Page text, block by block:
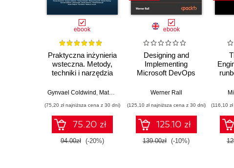
ebook
Praktyczna inżynieria
wsteczna. Metody,
techniki i narzędzia
Gynvael Coldwind , Mateusz Jurczyk
(75,20 zł najniższa cena z 30 dni)
75.20 zł
94.00zł (-20%)
ebook
Designing and
Implementing
Microsoft DevOps
Certification Guide.
expertise, pass the
AZ-400 with
confidence, and
boost your cloud
career
Werner Rall
(125,10 zł najniższa cena z 30 dni)
125.10 zł
139.00zł (-10%)
a
(116,10